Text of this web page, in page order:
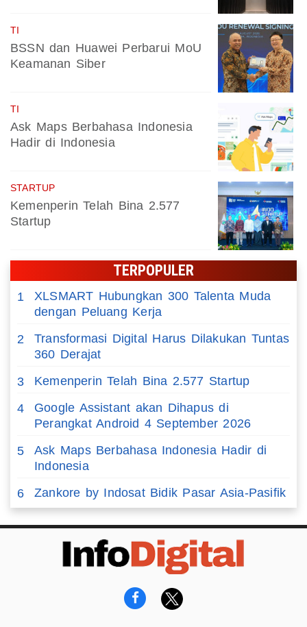
TI
BSSN dan Huawei Perbarui MoU
Keamanan Siber
TI
Ask Maps Berbahasa Indonesia
Hadir di Indonesia
STARTUP
Kemenperin Telah Bina 2.577
Startup
TERPOPULER
1
XLSMART Hubungkan 300 Talenta Muda
dengan Peluang Kerja
2
Transformasi Digital Harus Dilakukan Tuntas
360 Derajat
3
Kemenperin Telah Bina 2.577 Startup
4
Google Assistant akan Dihapus di
Perangkat Android 4 September 2026
5
Ask Maps Berbahasa Indonesia Hadir di
Indonesia
6
Zankore by Indosat Bidik Pasar Asia-Pasifik